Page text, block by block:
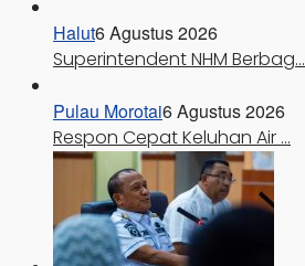
Halut6 Agustus 2026
Superintendent NHM Berbag…
Pulau Morotai6 Agustus 2026
Respon Cepat Keluhan Air …